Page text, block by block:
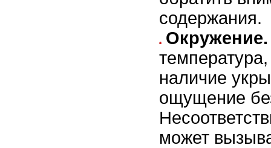
содержания.
Окружение.
наличие
ощущение
может